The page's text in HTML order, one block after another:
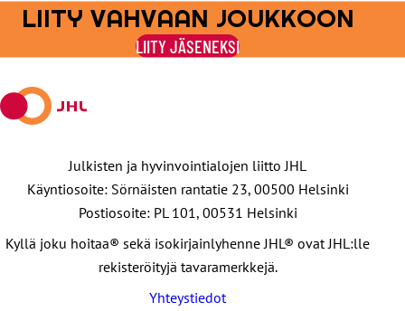
Jaa
Facebookissa
Jaa
viestipalvelu
X:ssä
Jaa
sähköpostilla
Jaa
WhatsAppilla
Jaa
Telegramilla
LIITY VAHVAAN JOUKKOON
LIITY JÄSENEKSI
Julkisten ja hyvinvointialojen liitto JHL
Käyntiosoite: Sörnäisten rantatie 23, 00500 Helsinki
Postiosoite: PL 101, 00531 Helsinki
Kyllä joku hoitaa® sekä isokirjainlyhenne JHL® ovat JHL:lle
rekisteröityjä tavaramerkkejä.
Yhteystiedot